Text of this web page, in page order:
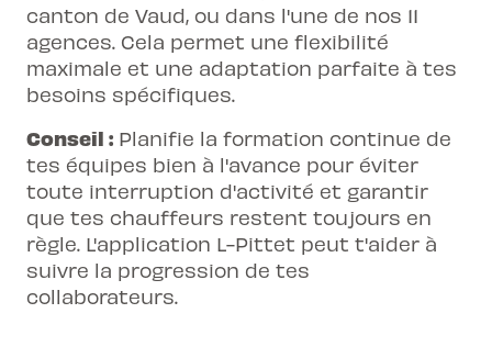
canton de Vaud, ou dans l'une de nos 11
agences. Cela permet une flexibilité
maximale et une adaptation parfaite à tes
besoins spécifiques.
Conseil : Planifie la formation continue de
tes équipes bien à l'avance pour éviter
toute interruption d'activité et garantir
que tes chauffeurs restent toujours en
règle. L'application L-Pittet peut t'aider à
suivre la progression de tes
collaborateurs.